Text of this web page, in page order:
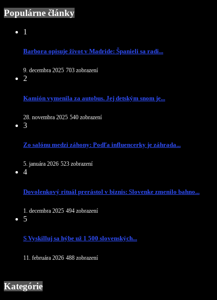
Populárne články
1
Barbora opisuje život v Madride: Španieli sa radi...
9. decembra 2025 703 zobrazení
2
Kamión vymenila za autobus. Jej detským snom je...
28. novembra 2025 540 zobrazení
3
Zo salónu medzi záhony: Podľa influencerky je záhrada...
5. januára 2026 523 zobrazení
4
Dovolenkový rituál prerástol v biznis: Slovenke zmenilo bahno...
1. decembra 2025 494 zobrazení
5
S Vyskilluj sa hýbe už 1 500 slovenských...
11. februára 2026 488 zobrazení
Kategórie